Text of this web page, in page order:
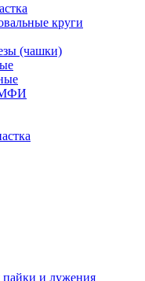
круги
(чашки)
МФИ
и лужения